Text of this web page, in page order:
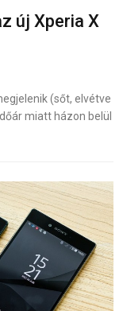
új Xperia X
(sőt, elvétve
miatt házon belül